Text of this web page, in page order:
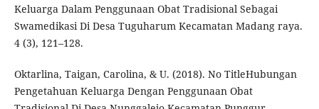
Keluarga Dalam Penggunaan Obat Tradisional Sebagai
Swamedikasi Di Desa Tuguharum Kecamatan Madang raya.
4 (3), 121–128.
Oktarlina, Taigan, Carolina, & U. (2018). No TitleHubungan
Pengetahuan Keluarga Dengan Penggunaan Obat